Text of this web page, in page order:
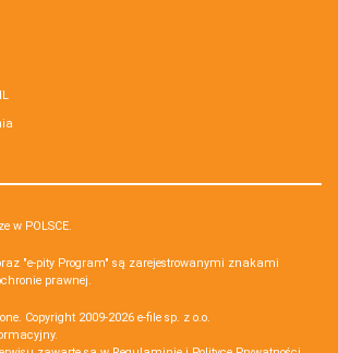
w POLSCE.
"e-pity Program" są zarejestrowanymi znakami
prawnej.
Copyright 2009-2026 e-file sp. z o.o.